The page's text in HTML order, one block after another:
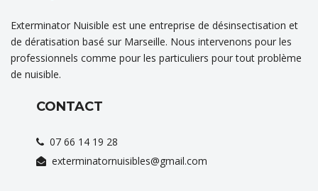
Exterminator Nuisible est une entreprise de désinsectisation et
de dératisation basé sur Marseille. Nous intervenons pour les
professionnels comme pour les particuliers pour tout problème
de nuisible.
CONTACT
07 66 14 19 28
exterminatornuisibles@gmail.com